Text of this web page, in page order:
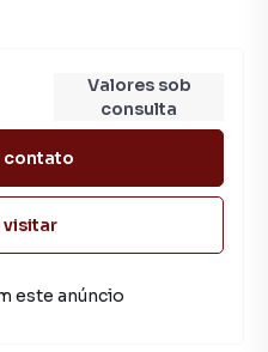
Valores sob
consulta
contato
visitar
este anúncio